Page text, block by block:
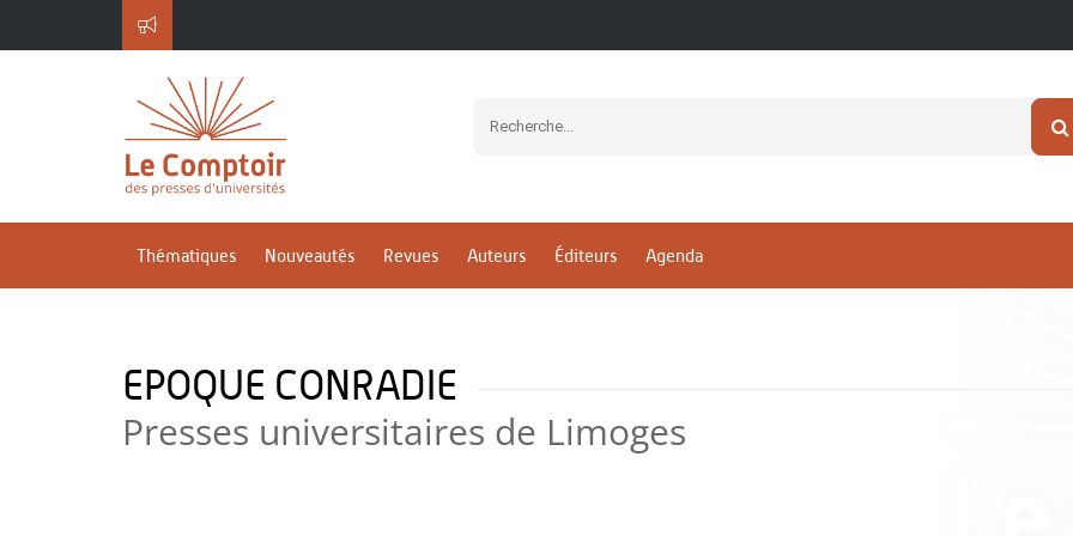
Thématiques Nouveautés Revues Auteurs Éditeurs Agenda
EPOQUE CONRADIE
Presses universitaires de Limoges